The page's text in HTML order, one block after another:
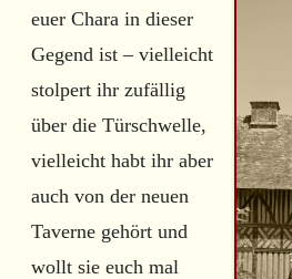
euer Chara in dieser
Gegend ist – vielleicht
stolpert ihr zufällig
über die Türschwelle,
vielleicht habt ihr aber
auch von der neuen
Taverne gehört und
wollt sie euch mal